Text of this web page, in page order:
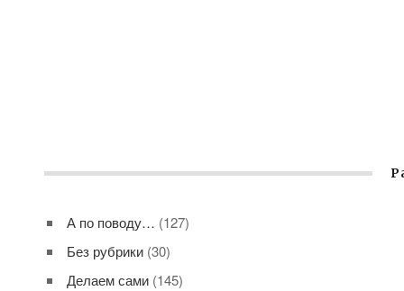
А по поводу… (127)
Без рубрики (30)
Делаем сами (145)